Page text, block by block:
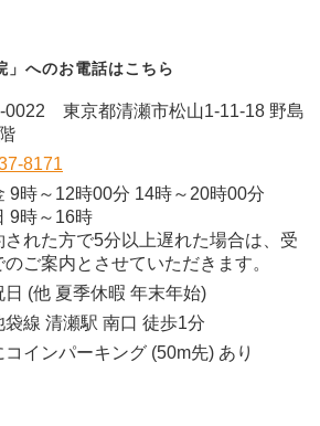
」へのお電話はこちら
0022 東京都清瀬市松山1-11-18 野島
8171
9時～12時00分 14時～20時00分
9時～16時
れた方で5分以上遅れた場合は、受
のご案内とさせていただきます。
日 (他 夏季休暇 年末年始)
袋線 清瀬駅 南口 徒歩1分
コインパーキング (50m先) あり